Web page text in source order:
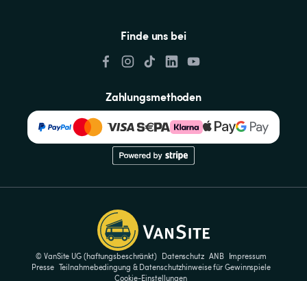
Finde uns bei
Zahlungsmethoden
© VanSite UG (haftungsbeschränkt) Datenschutz ANB
Impressum
Presse Teilnahmebedingung & Datenschutzhinweise für Gewinnspiele
Cookie-Einstellungen